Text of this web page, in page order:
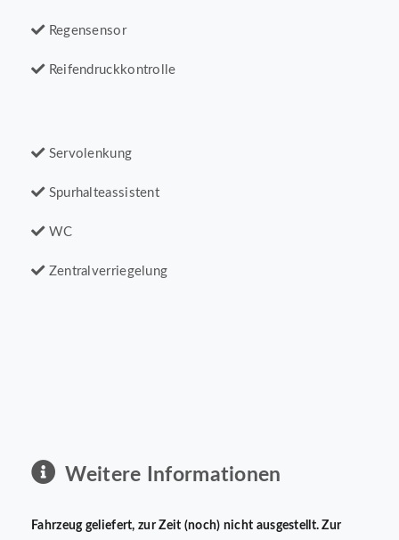
Regensensor
Reifendruckkontrolle
Servolenkung
Spurhalteassistent
WC
Zentralverriegelung
Weitere Informationen
Fahrzeug geliefert, zur Zeit (noch) nicht ausgestellt. Zur